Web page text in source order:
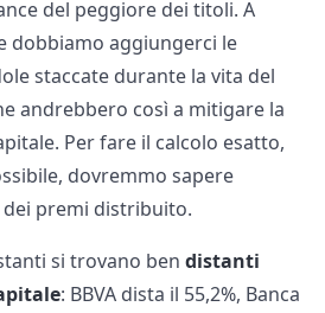
del peggiore dei titoli. A
dobbiamo aggiungerci le
staccate durante la vita del
andrebbero così a mitigare la
Per fare il calcolo esatto,
dovremmo sapere
premi distribuito.
si trovano ben distanti
: BBVA dista il 55,2%, Banca